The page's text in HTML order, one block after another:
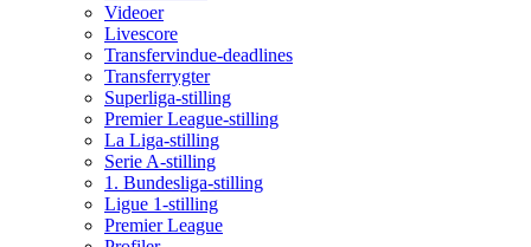
Videoer
Livescore
Transfervindue-deadlines
Transferrygter
Superliga-stilling
Premier League-stilling
La Liga-stilling
Serie A-stilling
1. Bundesliga-stilling
Ligue 1-stilling
Premier League